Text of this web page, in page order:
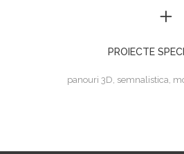
PROIECTE
panouri 3D, semnalistica,